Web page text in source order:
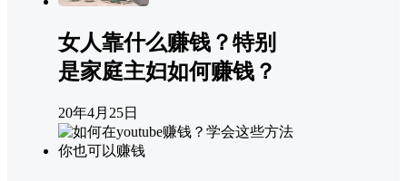
女人靠什么赚钱？特别
是家庭主妇如何赚钱？
20年4月25日